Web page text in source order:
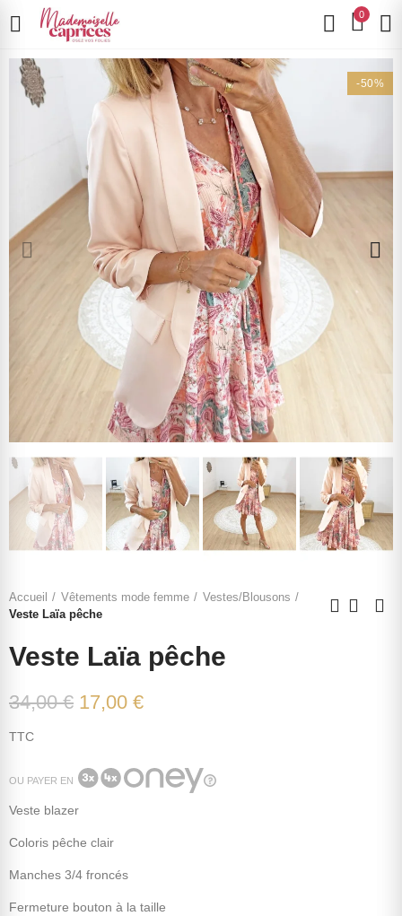
0
-50%
Accueil Vêtements mode femme
Vestes/Blousons
Veste Laïa pêche
Veste Laïa pêche
34,00 € 17,00 €
TTC
OU PAYER EN
Veste blazer
Coloris pêche clair
Manches 3/4 froncés
Fermeture bouton à la taille